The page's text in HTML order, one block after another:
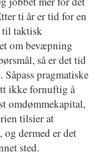
ti år er tid for en
til taktisk
om bevæpning
så er det tid
Såpass pragmatiske
ikke fornuftig å
omdømmekapital,
tilsier at
dermed er det
sted.